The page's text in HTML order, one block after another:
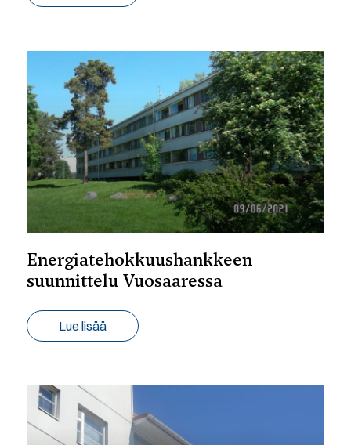
Energiatehokkuushankkeen
suunnittelu Vuosaaressa
Lue lisää